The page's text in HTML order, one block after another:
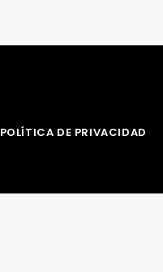
POLÍTICA DE PRIVACIDAD